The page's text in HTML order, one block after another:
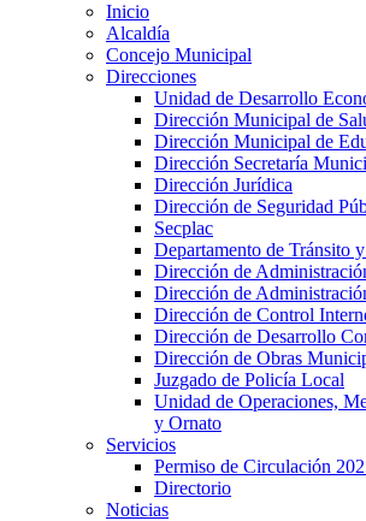
Inicio
Alcaldía
Concejo Municipal
Direcciones
Unidad de Desarrollo
Dirección Municipal de
Dirección Municipal de
Dirección Secretaría
Dirección Jurídica
Dirección de Seguridad
Secplac
Departamento de Tránsito
Dirección de
Dirección de
Dirección de Control
Dirección de Desarrollo
Dirección de Obras
Juzgado de Policía Local
Unidad de Operaciones,
y Ornato
Servicios
Permiso de Circulación
Directorio
Noticias